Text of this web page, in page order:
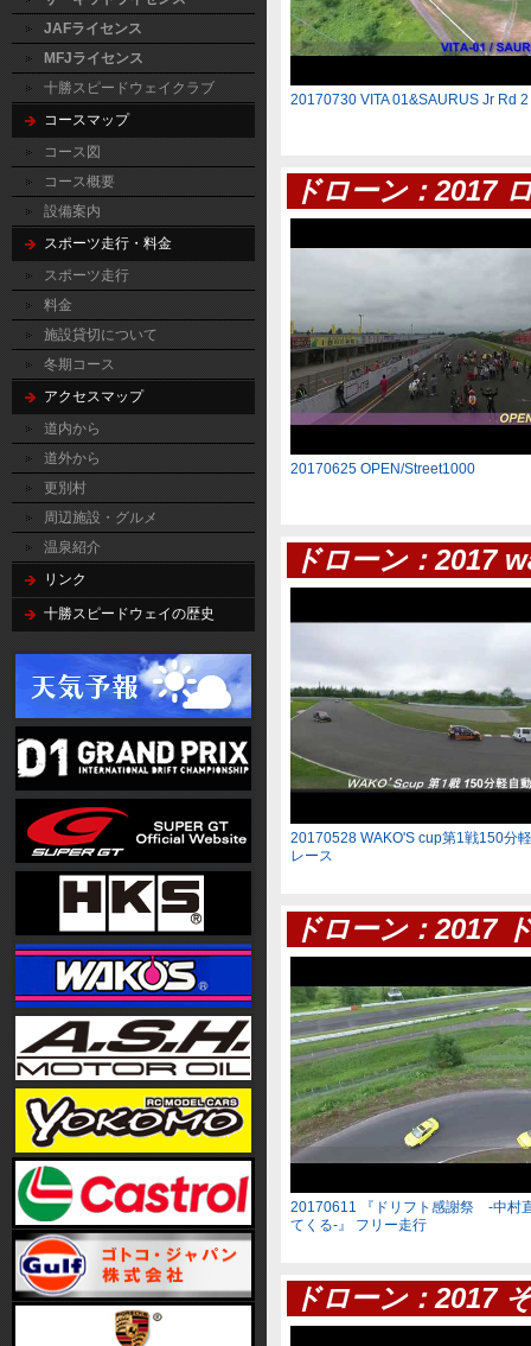
JAFライセンス
MFJライセンス
十勝スピードウェイクラブ
コースマップ
コース図
コース概要
設備案内
スポーツ走行・料金
スポーツ走行
料金
施設貸切について
冬期コース
アクセスマップ
道内から
道外から
更別村
周辺施設・グルメ
温泉紹介
リンク
十勝スピードウェイの歴史
20170730 VITA 01&SAURUS Jr Rd 2
ドローン：2017
20170625 OPEN/Street1000
ドローン：2017
20170528 WAKO'S cup第1戦150分
レース
ドローン：2017
20170611 『ドリフト感謝祭 -中村
てくる-』 フリー走行
ドローン：2017